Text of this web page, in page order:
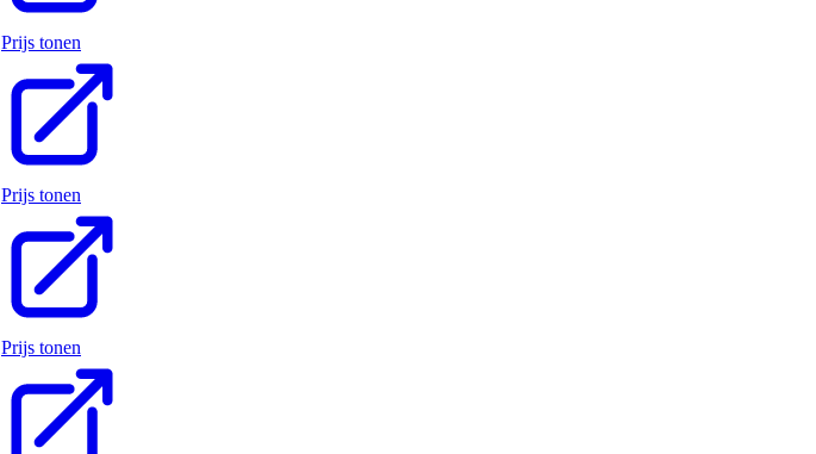
Prijs tonen
Prijs tonen
Prijs tonen